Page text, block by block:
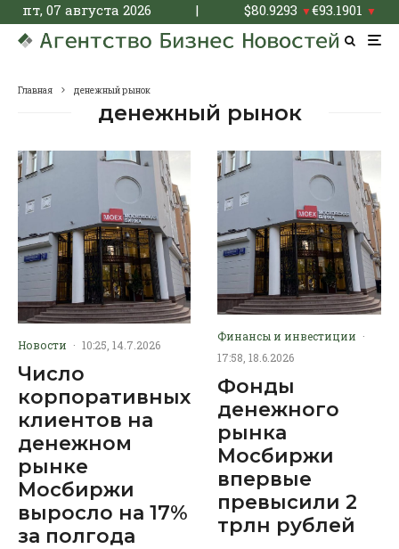
пт, 07 августа 2026 | $80.9293 ▼€93.1901 ▼
Главная денежный рынок
денежный рынок
Новости · 10:25, 14.7.2026
Число
корпоративных
клиентов на
денежном
рынке
Мосбиржи
выросло на 17%
за полгода
Финансы и инвестиции ·
17:58, 18.6.2026
Фонды
денежного
рынка
Мосбиржи
впервые
превысили 2
трлн рублей